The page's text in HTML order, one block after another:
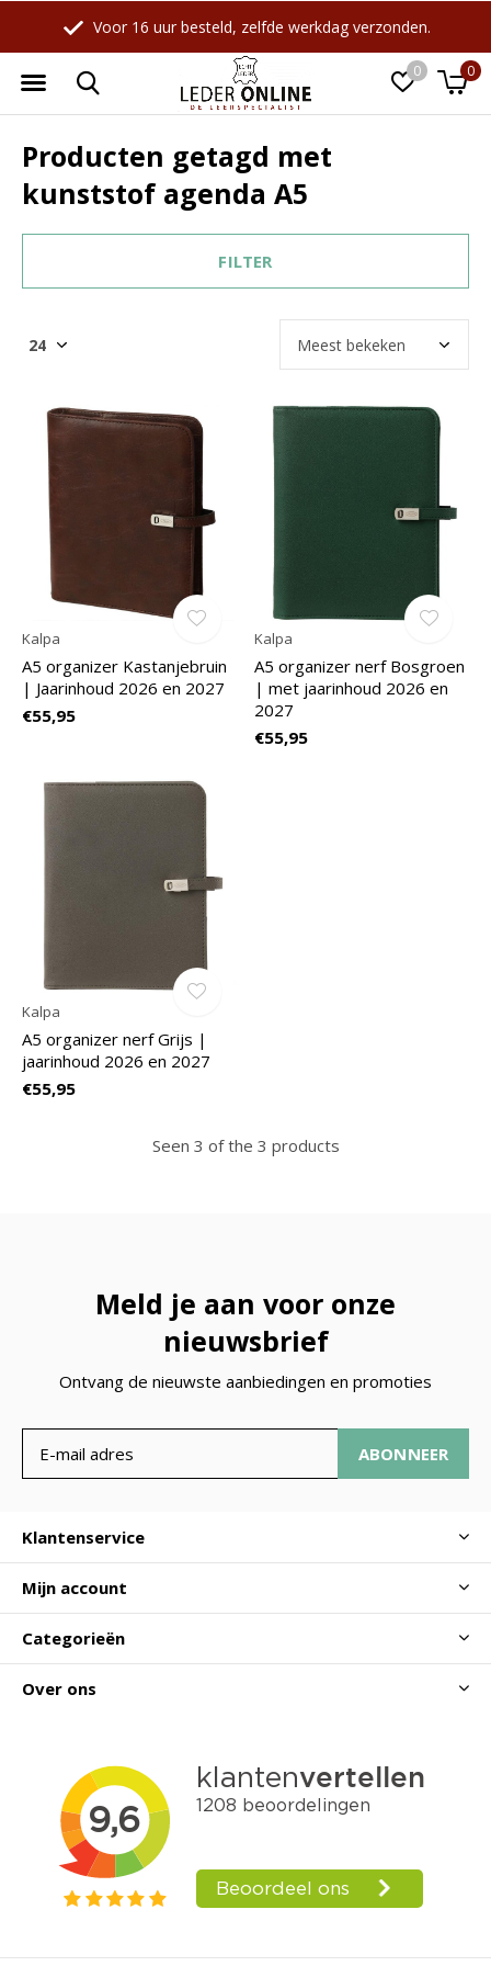
0 0
Voor 16 uur besteld, zelfde werkdag verzonden.
Producten getagd met
kunststof agenda A5
FILTER
Kalpa
A5 organizer Kastanjebruin
| Jaarinhoud 2026 en 2027
€55,95
Kalpa
A5 organizer nerf Bosgroen
| met jaarinhoud 2026 en
2027
€55,95
Kalpa
A5 organizer nerf Grijs |
jaarinhoud 2026 en 2027
€55,95
Seen 3 of the 3 products
Meld je aan voor onze
nieuwsbrief
Ontvang de nieuwste aanbiedingen en promoties
ABONNEER
Klantenservice
Mijn account
Categorieën
Over ons